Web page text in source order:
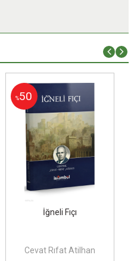
%50
İğneli Fıçı
Cevat Rıfat Atilhan